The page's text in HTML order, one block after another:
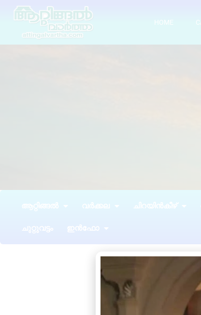
HOME
ആറ്റിങ്ങൽ വർക്കല ചിറയിൻകീഴ്
ചുറ്റുവട്ടം ഇൻഫോ